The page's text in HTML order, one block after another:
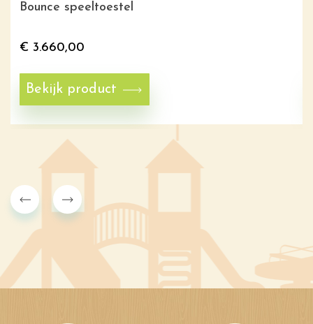
Bounce speeltoestel
€ 3.660,00
Bekijk product